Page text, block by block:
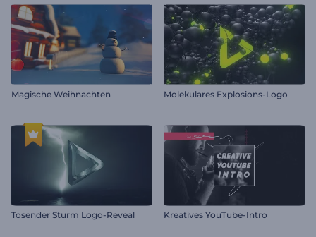
Magische Weihnachten Molekulares Explosions-Logo
Tosender Sturm Logo-Reveal Kreatives YouTube-Intro